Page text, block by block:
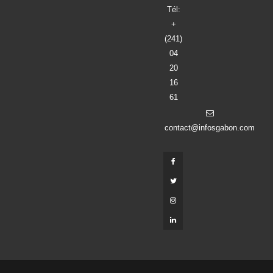
Tél:
+
(241)
04
20
16
61
contact@infosgabon.com